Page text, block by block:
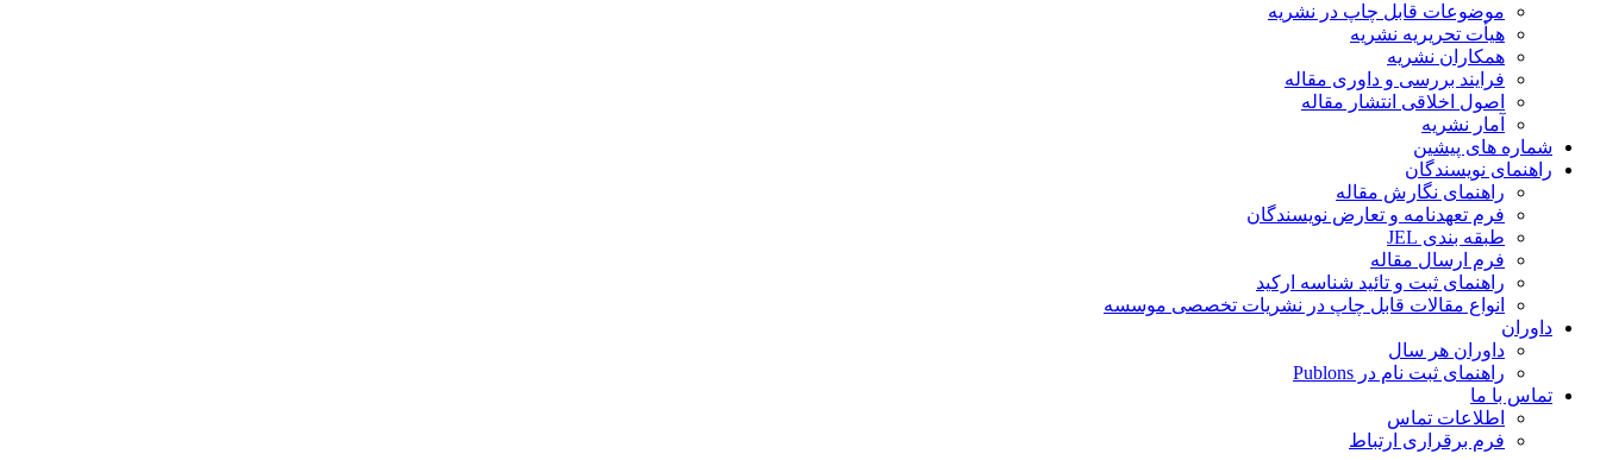
موضوعات قابل چاپ در نشریه
هیأت تحریریه نشریه
همکاران نشریه
فرایند بررسی و داوری مقاله
اصول اخلاقی انتشار مقاله
آمار نشریه
شماره های پیشین
راهنمای نویسندگان
راهنمای نگارش مقاله
فرم تعهدنامه و تعارض نویسندگان
طبقه بندی JEL
فرم ارسال مقاله
راهنمای ثبت و تائید شناسه ارکید
انواع مقالات قابل چاپ در نشریات تخصصی موسسه
داوران
داوران هر سال
راهنمای ثبت نام در Publons
تماس با ما
اطلاعات تماس
فرم برقراری ارتباط